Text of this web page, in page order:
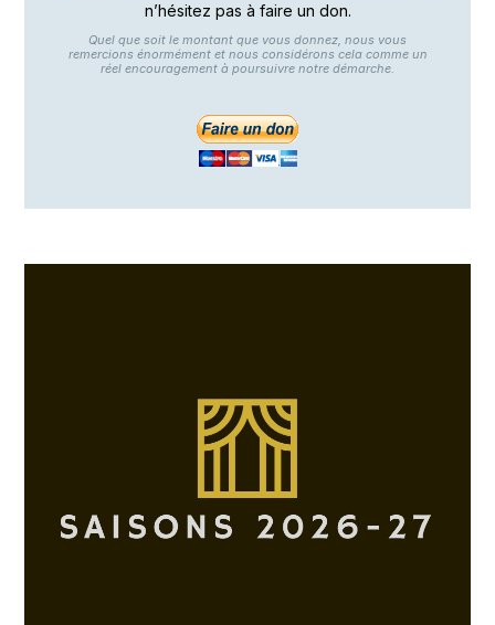
n’hésitez pas à faire un don.
Quel que soit le montant que vous donnez, nous vous
remercions énormément et nous considérons cela comme un
réel encouragement à poursuivre notre démarche.